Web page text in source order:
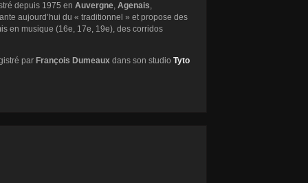
depuis 1975 en Auvergne, Agenais,
aujourd’hui du « traditionnel » et propose des
en musique (16e, 17e, 19e), des corridos
par François Dumeaux dans son studio Tyto